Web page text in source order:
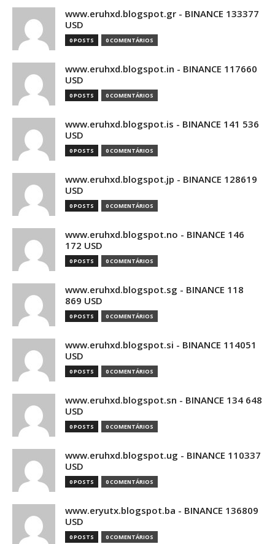
www.eruhxd.blogspot.gr - BINANCE 133377
USD
0 POSTS 0 COMENTÁRIOS
www.eruhxd.blogspot.in - BINANCE 117660
USD
0 POSTS 0 COMENTÁRIOS
www.eruhxd.blogspot.is - BINANCE 141 536
USD
0 POSTS 0 COMENTÁRIOS
www.eruhxd.blogspot.jp - BINANCE 128619
USD
0 POSTS 0 COMENTÁRIOS
www.eruhxd.blogspot.no - BINANCE 146
172 USD
0 POSTS 0 COMENTÁRIOS
www.eruhxd.blogspot.sg - BINANCE 118
869 USD
0 POSTS 0 COMENTÁRIOS
www.eruhxd.blogspot.si - BINANCE 114051
USD
0 POSTS 0 COMENTÁRIOS
www.eruhxd.blogspot.sn - BINANCE 134 648
USD
0 POSTS 0 COMENTÁRIOS
www.eruhxd.blogspot.ug - BINANCE 110337
USD
0 POSTS 0 COMENTÁRIOS
www.eryutx.blogspot.ba - BINANCE 136809
USD
0 POSTS 0 COMENTÁRIOS